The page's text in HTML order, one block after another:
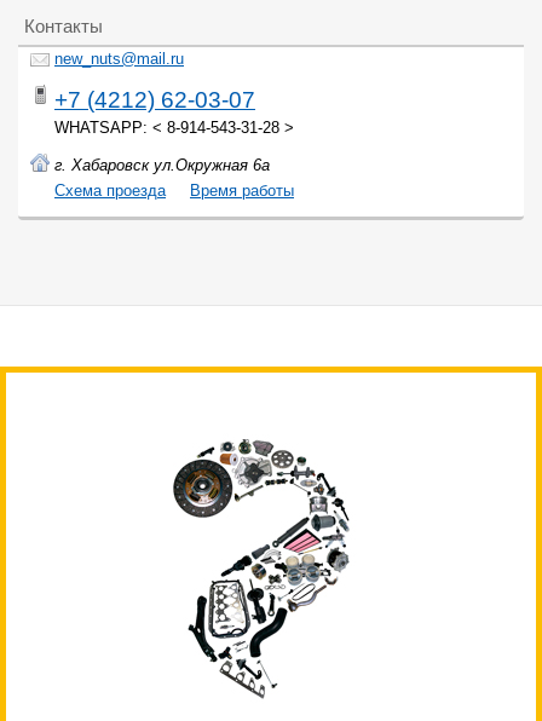
Контакты
new_nuts@mail.ru
+7 (4212) 62-03-07
WHATSAPP: < 8-914-543-31-28 >
г. Хабаровск ул.Окружная 6а
Cхема проезда
Время работы